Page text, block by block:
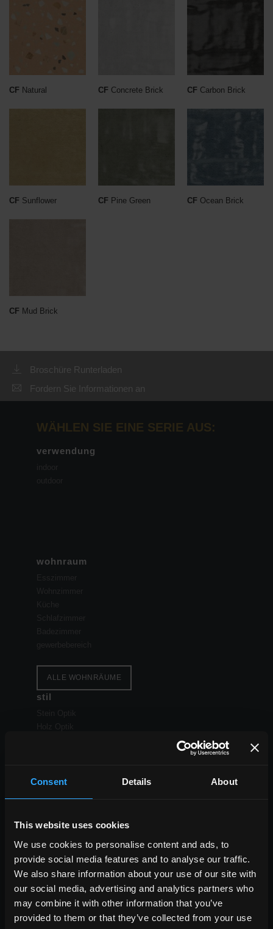
Consent Details About
This website uses cookies
We use cookies to personalise content and ads, to
provide social media features and to analyse our traffic.
We also share information about your use of our site with
our social media, advertising and analytics partners who
may combine it with other information that you’ve
provided to them or that they’ve collected from your use
CF Natural CF Concrete Brick CF Carbon Brick
CF Sunflower CF Pine Green CF Ocean Brick
CF Mud Brick
Broschüre Runterladen
Fordern Sie Informationen an
WÄHLEN SIE EINE SERIE AUS:
verwendung
wohnraum
ALLE WOHNRÄUME
stil
Die großen Formate
Standard Formate
kleine Formate